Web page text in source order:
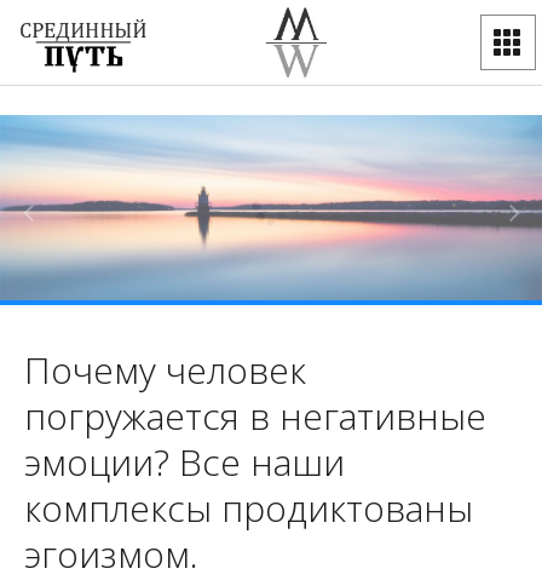
Почему человек
погружается в негативные
эмоции? Все наши
комплексы продиктованы
эгоизмом.